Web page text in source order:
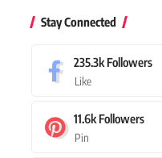
Stay Connected
235.3k Followers
Like
11.6k Followers
Pin